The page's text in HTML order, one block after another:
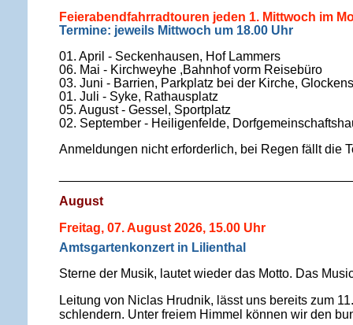
Feierabendfahrradtouren jeden 1. Mittwoch im
Termine: jeweils Mittwoch um 18.00 Uhr
01. April - Seckenhausen, Hof Lammers
06. Mai - Kirchweyhe ,Bahnhof vorm Reisebüro
03. Juni - Barrien, Parkplatz bei der Kirche,
01. Juli - Syke, Rathausplatz
05. August - Gessel, Sportplatz
02. September - Heiligenfelde,
Anmeldungen nicht erforderlich, bei Regen fällt die
August
Freitag, 07. August 2026, 15.00 Uhr
Amtsgartenkonzert in Lilienthal
Sterne der Musik, lautet wieder das Motto. Das
Leitung von Niclas Hrudnik, lässt uns bereits zum
schlendern. Unter freiem Himmel können wir den